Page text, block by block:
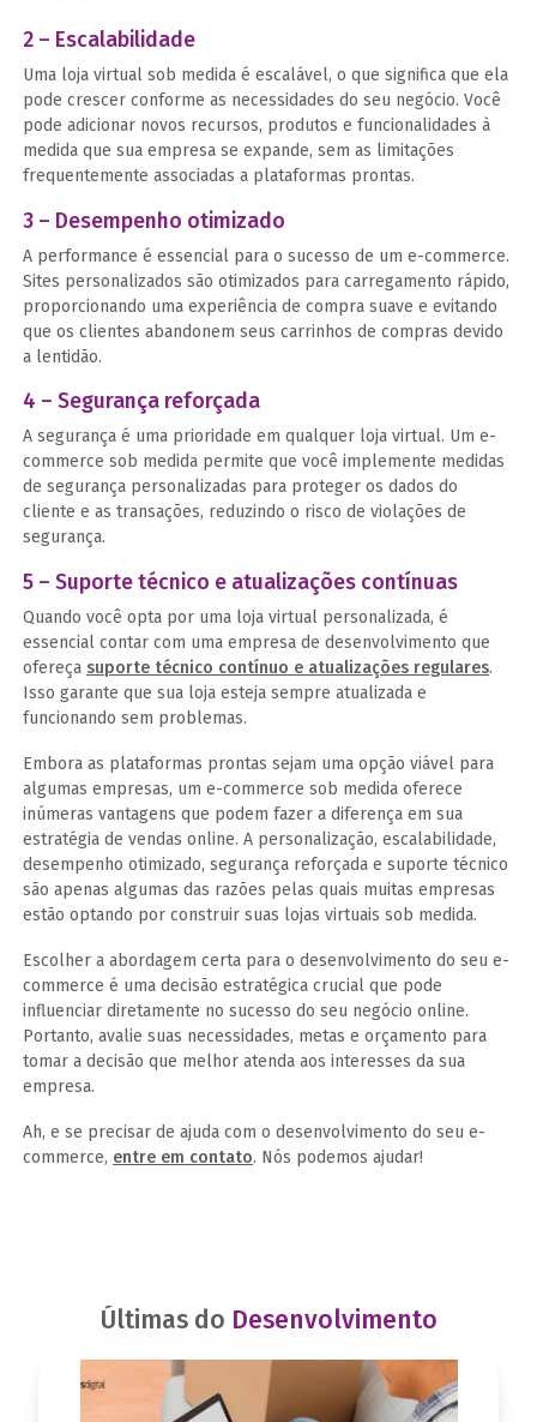
2 – Escalabilidade
Uma loja virtual sob medida é escalável, o que significa que ela
pode crescer conforme as necessidades do seu negócio. Você
pode adicionar novos recursos, produtos e funcionalidades à
medida que sua empresa se expande, sem as limitações
frequentemente associadas a plataformas prontas.
3 – Desempenho otimizado
A performance é essencial para o sucesso de um e-commerce.
Sites personalizados são otimizados para carregamento rápido,
proporcionando uma experiência de compra suave e evitando
que os clientes abandonem seus carrinhos de compras devido
a lentidão.
4 – Segurança reforçada
A segurança é uma prioridade em qualquer loja virtual. Um e-
commerce sob medida permite que você implemente medidas
de segurança personalizadas para proteger os dados do
cliente e as transações, reduzindo o risco de violações de
segurança.
5 – Suporte técnico e atualizações contínuas
Quando você opta por uma loja virtual personalizada, é
essencial contar com uma empresa de desenvolvimento que
ofereça suporte técnico contínuo e atualizações regulares.
Isso garante que sua loja esteja sempre atualizada e
funcionando sem problemas.
Embora as plataformas prontas sejam uma opção viável para
algumas empresas, um e-commerce sob medida oferece
inúmeras vantagens que podem fazer a diferença em sua
estratégia de vendas online. A personalização, escalabilidade,
desempenho otimizado, segurança reforçada e suporte técnico
são apenas algumas das razões pelas quais muitas empresas
estão optando por construir suas lojas virtuais sob medida.
Escolher a abordagem certa para o desenvolvimento do seu e-
commerce é uma decisão estratégica crucial que pode
influenciar diretamente no sucesso do seu negócio online.
Portanto, avalie suas necessidades, metas e orçamento para
tomar a decisão que melhor atenda aos interesses da sua
empresa.
Ah, e se precisar de ajuda com o desenvolvimento do seu e-
commerce, entre em contato. Nós podemos ajudar!
Últimas do Desenvolvimento